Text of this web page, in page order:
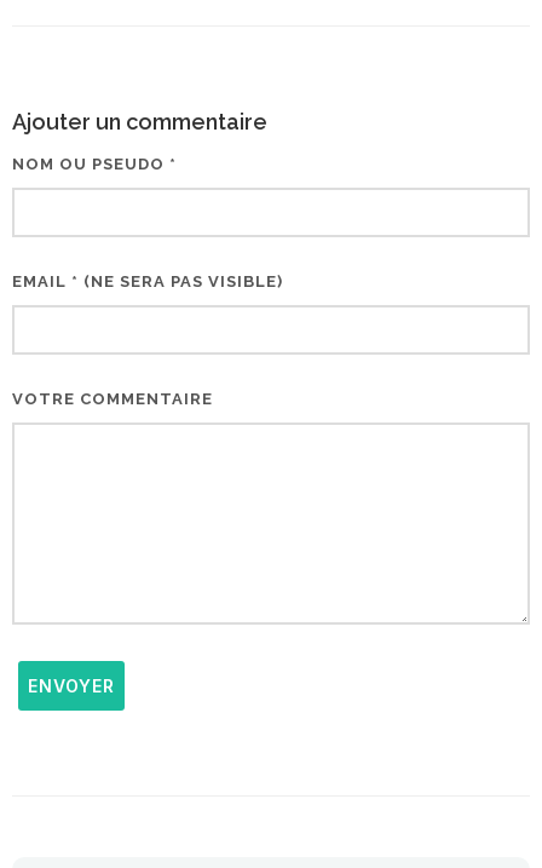
Ajouter un commentaire
NOM OU PSEUDO *
EMAIL * (NE SERA PAS VISIBLE)
VOTRE COMMENTAIRE
ENVOYER